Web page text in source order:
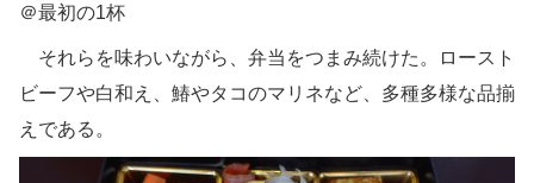
＠最初の1杯
それらを味わいながら、弁当をつまみ続けた。ロースト
ビーフや白和え、鰆やタコのマリネなど、多種多様な品揃
えである。